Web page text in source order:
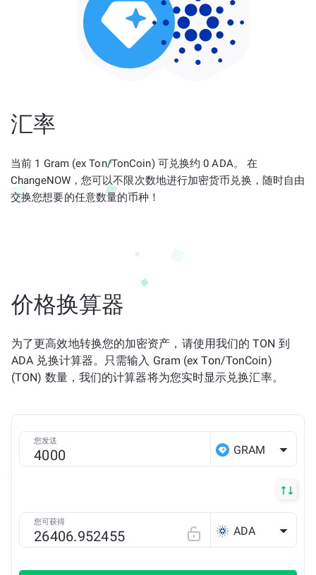
汇率
当前 1 Gram (ex Ton/TonCoin) 可兑换约 0 ADA。 在
ChangeNOW，您可以不限次数地进行加密货币兑换，随时自由
交换您想要的任意数量的币种！
价格换算器
为了更高效地转换您的加密资产，请使用我们的 TON 到
ADA 兑换计算器。只需输入 Gram (ex Ton/TonCoin)
(TON) 数量，我们的计算器将为您实时显示兑换汇率。
您发送
GRAM
您可获得
ADA